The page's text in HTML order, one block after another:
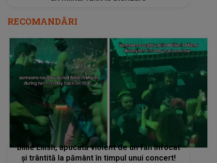
RECOMANDĂRI
Billie Eilish, apucată violent de un fan înfocat
și trântită la pământ în timpul unui concert!